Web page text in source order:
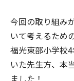
今回の取り組み
いて考えるため
福光東部小学校
いた先生方、本
ました！